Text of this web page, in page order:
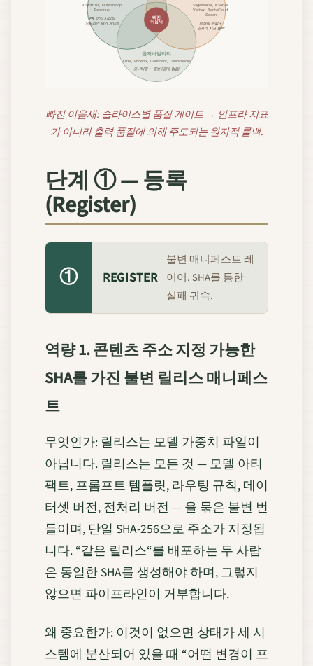
Braintrust, Humanloop,
Patronus
PR 머지 시점의
오프라인 평가 게이트
SageMaker, KServe,
Vertex, BentoCloud,
Seldon
트래픽 분할 +
인프라 지표 롤백
옵저버빌리티
Arize, Phoenix, Confident, Deepchecks
모니터링 + 경보 (강제 없음)
빠진
이음새
빠진 이음새: 슬라이스별 품질 게이트 → 인프라 지표
가 아니라 출력 품질에 의해 주도되는 원자적 롤백.
단계 ① — 등록
(Register)
① REGISTER
불변 매니페스트 레
이어. SHA를 통한
실패 귀속.
역량 1. 콘텐츠 주소 지정 가능한
SHA를 가진 불변 릴리스 매니페스
트
무엇인가: 릴리스는 모델 가중치 파일이
아닙니다. 릴리스는 모든 것 — 모델 아티
팩트, 프롬프트 템플릿, 라우팅 규칙, 데이
터셋 버전, 전처리 버전 — 을 묶은 불변 번
들이며, 단일 SHA-256으로 주소가 지정됩
니다. “같은 릴리스“를 배포하는 두 사람
은 동일한 SHA를 생성해야 하며, 그렇지
않으면 파이프라인이 거부합니다.
왜 중요한가: 이것이 없으면 상태가 세 시
스템에 분산되어 있을 때 “어떤 변경이 프